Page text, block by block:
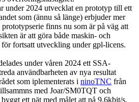
under 2024 utvecklat en prototyp till ett
som (ännu så länge) erbjuder mer
finns nu som är på väg att
är att göra både maskin- och
fortsatt utveckling under gpl-licens.
under våren 2024 ett SSA-
användbarheten av nya resultat
som iplementerats i ninoTNC från
med Joar/SM0TQT och
ett nät med målet att nå 9.6kbit/s.